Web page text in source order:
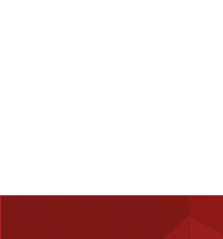
© 2026 - Большая Медведица